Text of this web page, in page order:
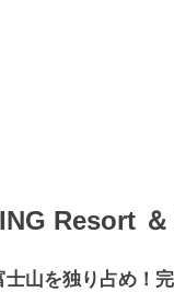
Resort ＆
士山を独り占め！